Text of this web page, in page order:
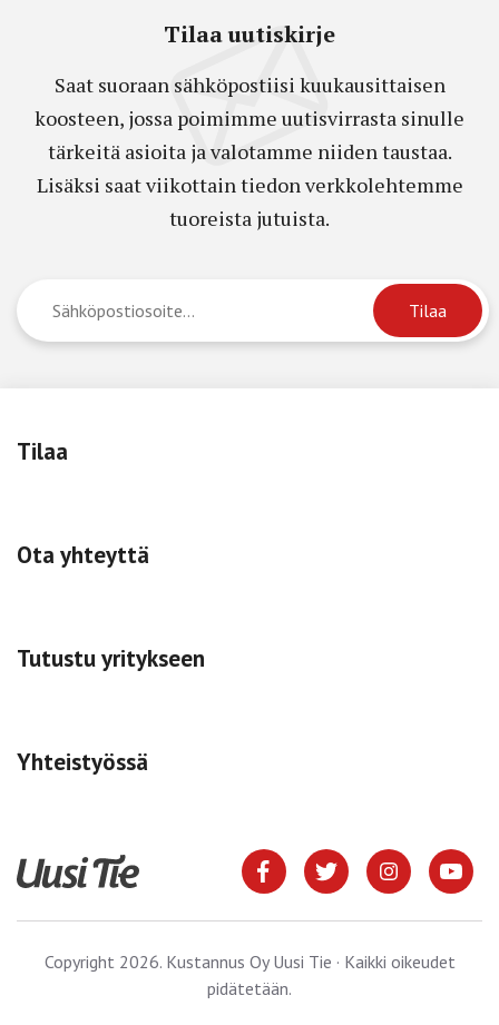
Tilaa uutiskirje
Saat suoraan sähköpostiisi kuukausittaisen
koosteen, jossa poimimme uutisvirrasta sinulle
tärkeitä asioita ja valotamme niiden taustaa.
Lisäksi saat viikottain tiedon verkkolehtemme
tuoreista jutuista.
Tilaa
Ota yhteyttä
Tutustu yritykseen
Yhteistyössä
Copyright 2026. Kustannus Oy Uusi Tie · Kaikki oikeudet
pidätetään.